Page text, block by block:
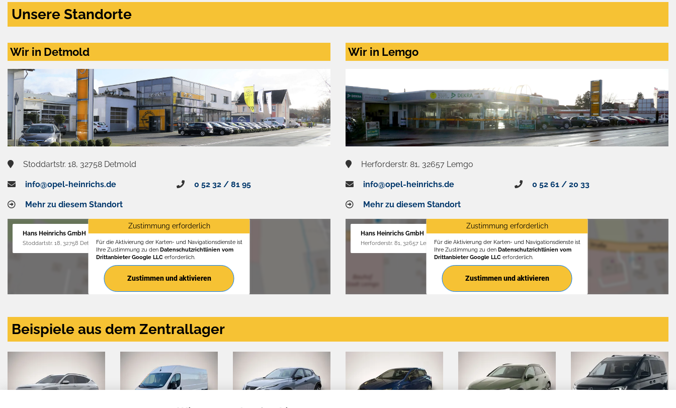
Unsere Standorte
Wir in Detmold
Stoddartstr. 18, 32758 Detmold
info@opel-heinrichs.de 0 52 32 / 81 95
Mehr zu diesem Standort
Hans Heinrichs GmbH
Stoddartstr. 18, 32758 Detmold
Zustimmung erforderlich
Für die Aktivierung der Karten- und Navigationsdienste ist
Ihre Zustimmung zu den Datenschutzrichtlinien vom
Drittanbieter Google LLCerforderlich.
Zustimmen und aktivieren
Wir in Lemgo
Herforderstr. 81, 32657 Lemgo
info@opel-heinrichs.de 0 52 61 / 20 33
Mehr zu diesem Standort
Hans Heinrichs GmbH
Herforderstr. 81, 32657 Lemgo
Zustimmung erforderlich
Für die Aktivierung der Karten- und Navigationsdienste ist
Ihre Zustimmung zu den Datenschutzrichtlinien vom
Drittanbieter Google LLCerforderlich.
Zustimmen und aktivieren
Beispiele aus dem Zentrallager